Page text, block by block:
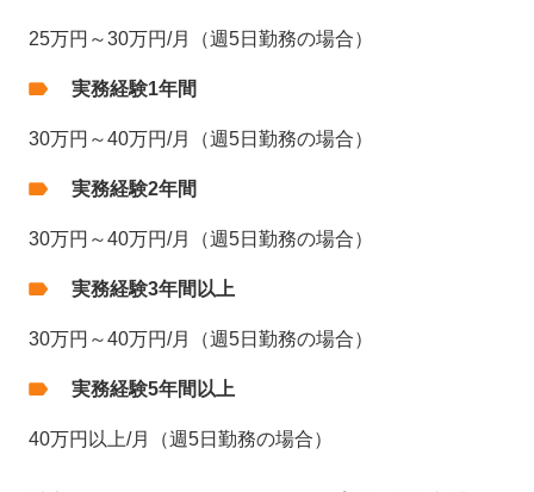
25万円～30万円/月（週5日勤務の場合）
実務経験1年間
30万円～40万円/月（週5日勤務の場合）
実務経験2年間
30万円～40万円/月（週5日勤務の場合）
実務経験3年間以上
30万円～40万円/月（週5日勤務の場合）
実務経験5年間以上
40万円以上/月（週5日勤務の場合）